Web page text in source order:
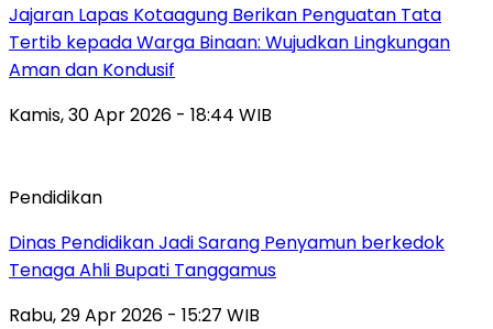
Jajaran Lapas Kotaagung Berikan Penguatan Tata
Tertib kepada Warga Binaan: Wujudkan Lingkungan
Aman dan Kondusif
Kamis, 30 Apr 2026 - 18:44 WIB
Pendidikan
Dinas Pendidikan Jadi Sarang Penyamun berkedok
Tenaga Ahli Bupati Tanggamus
Rabu, 29 Apr 2026 - 15:27 WIB